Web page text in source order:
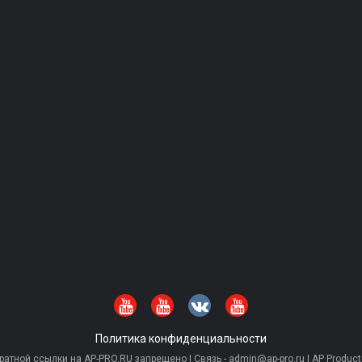
Политика конфиденциальности
ссылки на AP-PRO.RU запрещено | Связь - admin@ap-pro.ru | AP